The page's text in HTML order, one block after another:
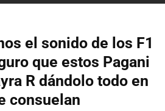
el sonido de los F1
que estos Pagani
R dándolo todo en
consuelan